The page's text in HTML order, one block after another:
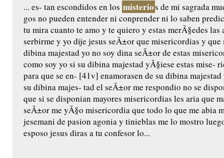
... es- tan escondidos en los misterios de mi sagrada
gos no pueden entender ni conprender ni lo saben
tu mira cuanto te amo y te quiero y estas merÃ§edes las
serbirme y yo dije jesus seÃ±or que misericordias y que
dibina majestad yo no soy dina seÃ±or de estas
como soy yo si su dibina majestad yÃ§iese estas mise-
para que se en- [41v] enamorasen de su dibina
su dibina majes- tad el seÃ±or me respondio no se
que si se disponian mayores misericordias les aria que
seÃ±or me yÃ§o misericordia que todo lo que me abia
jesemani de pasion agonia y tinieblas me lo mostro
esposo jesus diras a tu confesor lo...